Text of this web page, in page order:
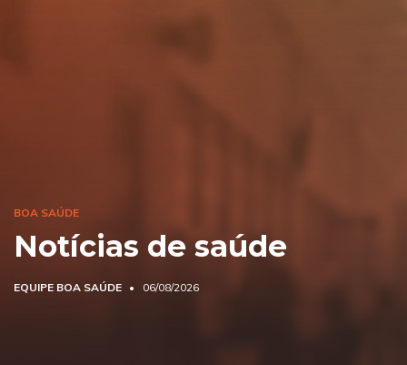
BOA SAÚDE
Notícias de saúde
EQUIPE BOA SAÚDE 06/08/2026